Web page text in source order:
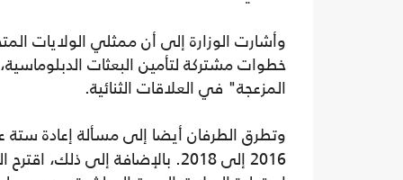
وأشارت الوزارة إلى أن ممثلي الولايات
خطوات مشتركة لتأمين البعثات
المزعجة" في العلاقات الثنائية.
وتطرق الطرفان أيضا إلى مسألة إعادة ستة
2016 إلى 2018. بالإضافة إلى